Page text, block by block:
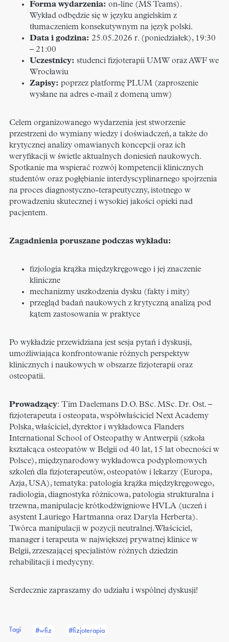
Forma wydarzenia: on-line (MS Teams).
Wykład odbędzie się w języku angielskim z
tłumaczeniem konsekutywnym na język polski.
Data i godzina: 25.05.2026 r. (poniedziałek), 19:30
– 21:00
Uczestnicy: studenci fizjoterapii UMW oraz AWF we
Wrocławiu
Zapisy: poprzez platformę PLUM (zaproszenie
wysłane na adres e-mail z domeną umw)
Celem organizowanego wydarzenia jest stworzenie
przestrzeni do wymiany wiedzy i doświadczeń, a także do
krytycznej analizy omawianych koncepcji oraz ich
weryfikacji w świetle aktualnych doniesień naukowych.
Spotkanie ma wspierać rozwój kompetencji klinicznych
studentów oraz pogłębianie interdyscyplinarnego spojrzenia
na proces diagnostyczno-terapeutyczny, istotnego w
prowadzeniu skutecznej i wysokiej jakości opieki nad
pacjentem.
Zagadnienia poruszane podczas wykładu:
fizjologia krążka międzykręgowego i jej znaczenie
kliniczne
mechanizmy uszkodzenia dysku (fakty i mity)
przegląd badań naukowych z krytyczną analizą pod
kątem zastosowania w praktyce
Po wykładzie przewidziana jest sesja pytań i dyskusji,
umożliwiająca konfrontowanie różnych perspektyw
klinicznych i naukowych w obszarze fizjoterapii oraz
osteopatii.
Prowadzący: Tim Daelemans D.O. BSc. MSc. Dr. Ost. –
fizjoterapeuta i osteopata, współwłaściciel Next Academy
Polska, właściciel, dyrektor i wykładowca Flanders
International School of Osteopathy w Antwerpii (szkoła
kształcąca osteopatów w Belgii od 40 lat, 15 lat obecności w
Polsce), międzynarodowy wykładowca podyplomowych
szkoleń dla fizjoterapeutów, osteopatów i lekarzy (Europa,
Azja, USA), tematyka: patologia krążka międzykręgowego,
radiologia, diagnostyka różnicowa, patologia strukturalna i
trzewna, manipulacje krótkodźwigniowe HVLA (uczeń i
asystent Lauriego Hartmanna oraz Daryla Herberta).
Twórca manipulacji w pozycji neutralnej. Właściciel,
manager i terapeuta w największej prywatnej klinice w
Belgii, zrzeszającej specjalistów różnych dziedzin
rehabilitacji i medycyny.
Serdecznie zapraszamy do udziału i wspólnej dyskusji!
Tagi #wfiz #fizjoterapia